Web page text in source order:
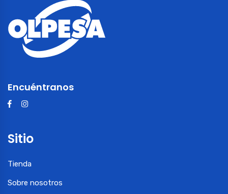
Encuéntranos
Sitio
Tienda
Sobre nosotros